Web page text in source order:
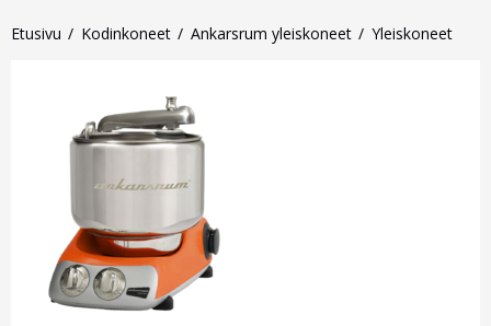
Etusivu Kodinkoneet Ankarsrum yleiskoneet Yleiskoneet